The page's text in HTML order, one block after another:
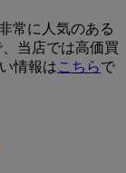
常に人気のある
当店では高価買
情報はこちらで